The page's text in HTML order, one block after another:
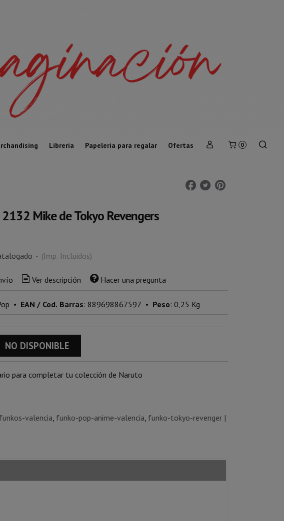
Librería Papeleria para regalar Ofertas 0
Mike de Tokyo Revengers
- (Imp. Incluidos)
Ver descripción Hacer una pregunta
• EAN / Cod. Barras: 889698867597 • Peso: 0,25 Kg
NO DISPONIBLE
para completar tu colección de Naruto
valencia funko-pop-anime-valencia funko-tokyo-revenger |